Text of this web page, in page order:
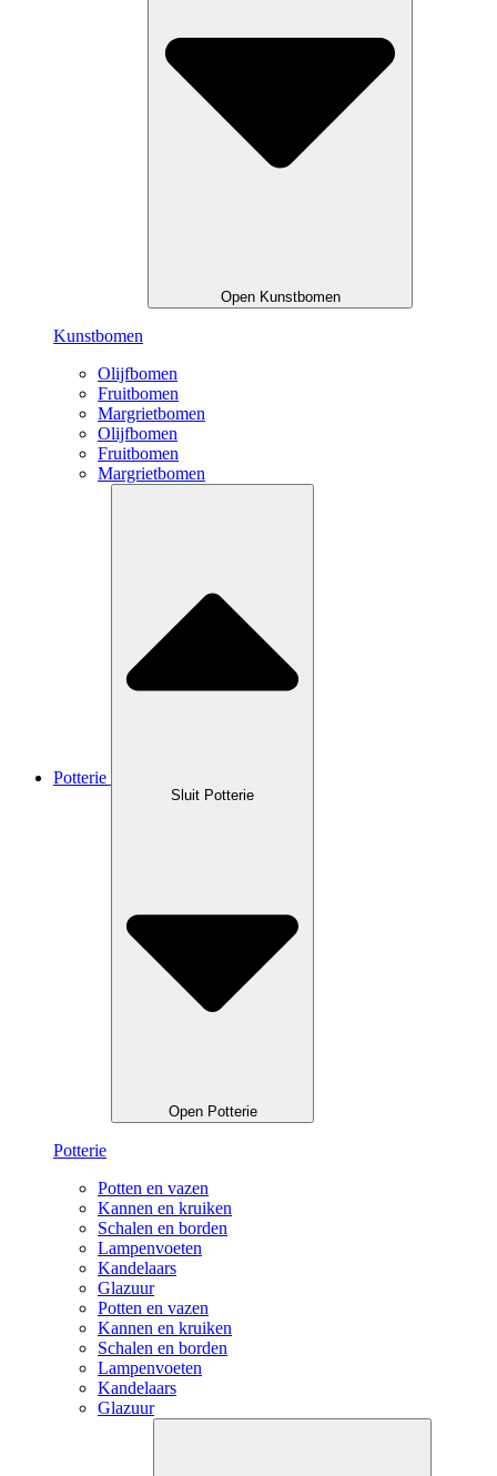
Open Kunstbomen
Kunstbomen
Olijfbomen
Fruitbomen
Margrietbomen
Olijfbomen
Fruitbomen
Margrietbomen
Potterie
Sluit Potterie
Open Potterie
Potterie
Potten en vazen
Kannen en kruiken
Schalen en borden
Lampenvoeten
Kandelaars
Glazuur
Potten en vazen
Kannen en kruiken
Schalen en borden
Lampenvoeten
Kandelaars
Glazuur